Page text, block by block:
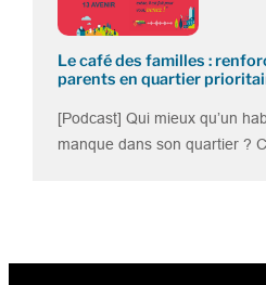
Le café des familles :
parents en quartier
[Podcast] Qui mieux qu’un
manque dans son quartier ?